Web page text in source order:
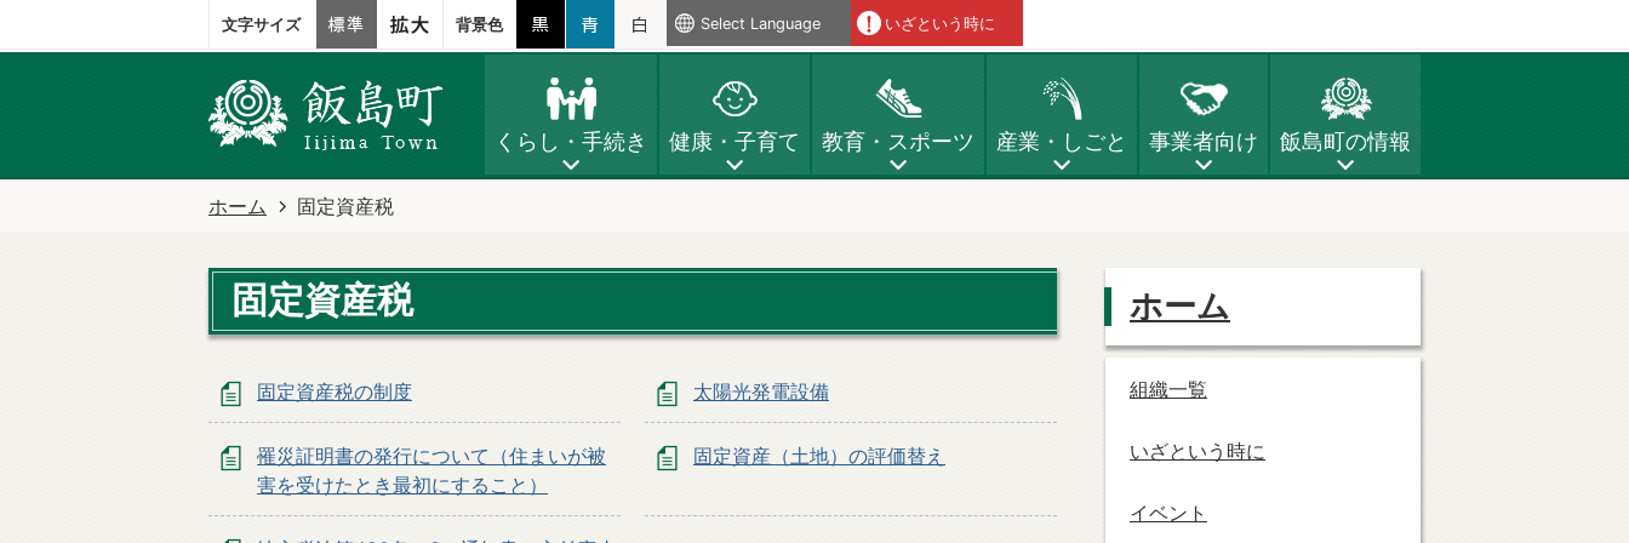
文字サイズ 背景色 Select Language いざという時に
くらし・手続き 健康・子育て 教育・スポーツ 産業・しごと 事業者向け 飯島町の情報
ホーム 固定資産税
固定資産税
固定資産税の制度 太陽光発電設備
罹災証明書の発行について（住まいが被
害を受けたとき最初にすること）
固定資産（土地）の評価替え
ホーム
組織一覧
いざという時に
イベント